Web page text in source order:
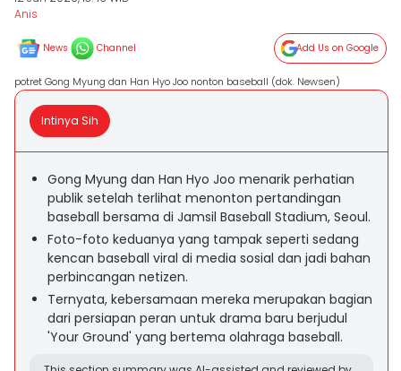
Anis
News Channel Add Us on Google
potret Gong Myung dan Han Hyo Joo nonton baseball (dok. Newsen)
Intinya Sih
Gong Myung dan Han Hyo Joo menarik perhatian
publik setelah terlihat menonton pertandingan
baseball bersama di Jamsil Baseball Stadium, Seoul.
Foto-foto keduanya yang tampak seperti sedang
kencan baseball viral di media sosial dan jadi bahan
perbincangan netizen.
Ternyata, kebersamaan mereka merupakan bagian
dari persiapan peran untuk drama baru berjudul
'Your Ground' yang bertema olahraga baseball.